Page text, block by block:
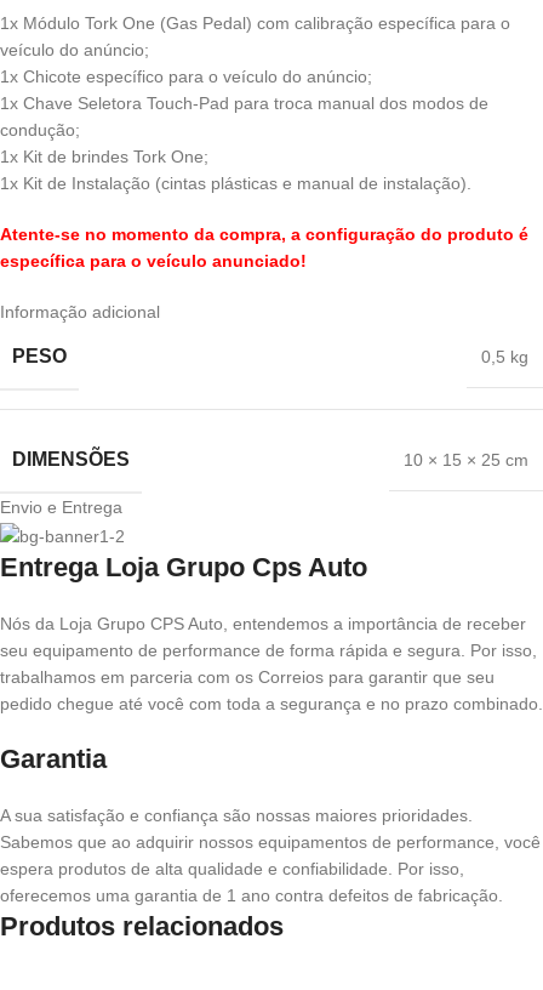
1x Módulo Tork One (Gas Pedal) com calibração específica para o
veículo do anúncio;
1x Chicote específico para o veículo do anúncio;
1x Chave Seletora Touch-Pad para troca manual dos modos de
condução;
1x Kit de brindes Tork One;
1x Kit de Instalação (cintas plásticas e manual de instalação).
Atente-se no momento da compra, a configuração do produto é
específica para o veículo anunciado!
Informação adicional
PESO 0,5 kg
DIMENSÕES 10 × 15 × 25 cm
Envio e Entrega
Entrega Loja Grupo Cps Auto
Nós da Loja Grupo CPS Auto, entendemos a importância de receber
seu equipamento de performance de forma rápida e segura. Por isso,
trabalhamos em parceria com os Correios para garantir que seu
pedido chegue até você com toda a segurança e no prazo combinado.
Garantia
A sua satisfação e confiança são nossas maiores prioridades.
Sabemos que ao adquirir nossos equipamentos de performance, você
espera produtos de alta qualidade e confiabilidade. Por isso,
oferecemos uma garantia de 1 ano contra defeitos de fabricação.
Produtos relacionados